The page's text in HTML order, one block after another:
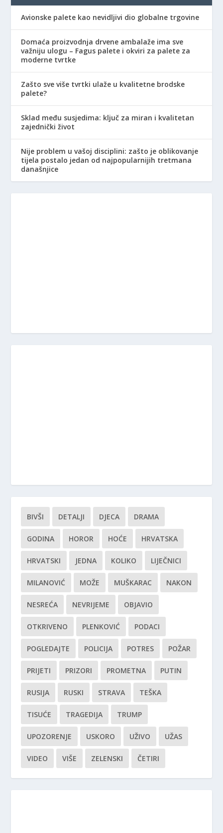
Avionske palete kao nevidljivi dio globalne trgovine
Domaća proizvodnja drvene ambalaže ima sve
važniju ulogu – Fagus palete i okviri za palete za
moderne tvrtke
Zašto sve više tvrtki ulaže u kvalitetne brodske
palete?
Sklad među susjedima: ključ za miran i kvalitetan
zajednički život
Nije problem u vašoj disciplini: zašto je oblikovanje
tijela postalo jedan od najpopularnijih tretmana
današnjice
BIVŠI DETALJI DJECA DRAMA
GODINA HOROR HOĆE HRVATSKA
HRVATSKI JEDNA KOLIKO LIJEČNICI
MILANOVIĆ MOŽE MUŠKARAC NAKON
NESREĆA NEVRIJEME OBJAVIO
OTKRIVENO PLENKOVIĆ PODACI
POGLEDAJTE POLICIJA POTRES POŽAR
PRIJETI PRIZORI PROMETNA PUTIN
RUSIJA RUSKI STRAVA TEŠKA
TISUĆE TRAGEDIJA TRUMP
UPOZORENJE USKORO UŽIVO UŽAS
VIDEO VIŠE ZELENSKI ČETIRI